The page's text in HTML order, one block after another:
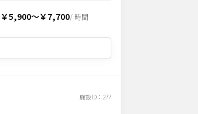
￥5,900〜￥7,700/ 時間
施設ID： 277